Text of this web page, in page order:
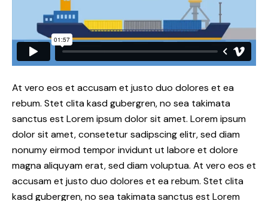
At vero eos et accusam et justo duo dolores et ea
rebum. Stet clita kasd gubergren, no sea takimata
sanctus est Lorem ipsum dolor sit amet. Lorem ipsum
dolor sit amet, consetetur sadipscing elitr, sed diam
nonumy eirmod tempor invidunt ut labore et dolore
magna aliquyam erat, sed diam voluptua. At vero eos et
accusam et justo duo dolores et ea rebum. Stet clita
kasd gubergren, no sea takimata sanctus est Lorem